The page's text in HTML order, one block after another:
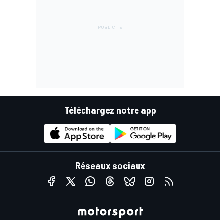
Téléchargez notre app
Réseaux sociaux